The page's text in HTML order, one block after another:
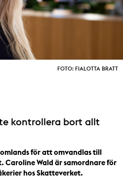
FOTO: FIALOTTA BRATT
kontrollera bort allt
för att omvandlas till
Caroline Wald är samordnare för
hos Skatteverket.